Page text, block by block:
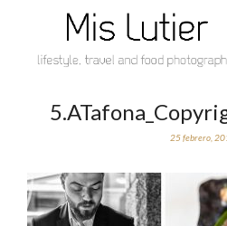
25 febrero,